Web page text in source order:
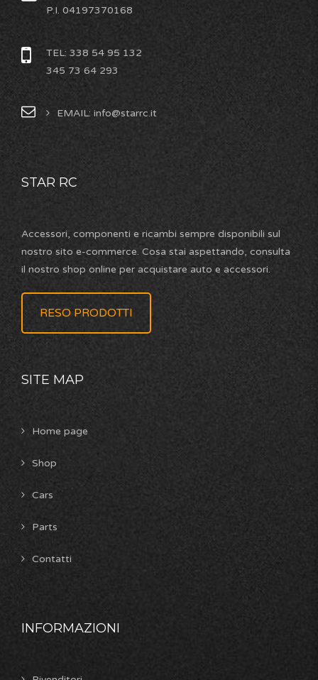
P.I. 04197370168
TEL: 338 54 95 132
345 73 64 293
EMAIL: info@starrc.it
STAR RC
Accessori, componenti e ricambi sempre disponibili sul
nostro sito e-commerce. Cosa stai aspettando, consulta
il nostro shop online per acquistare auto e accessori.
RESO PRODOTTI
SITE MAP
Home page
Shop
Cars
Parts
Contatti
INFORMAZIONI